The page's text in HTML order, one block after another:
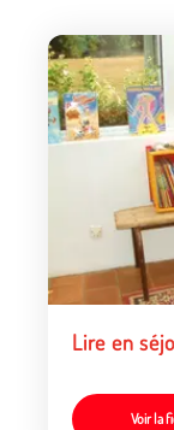
Lire en
Voir la